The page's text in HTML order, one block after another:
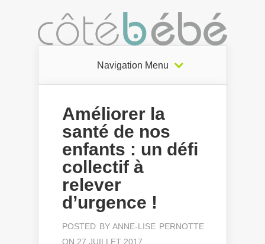
Navigation Menu
Améliorer la
santé de nos
enfants : un défi
collectif à
relever
d’urgence !
POSTED BYANNE-LISE PERNOTTE
ON 27 JUILLET 2017